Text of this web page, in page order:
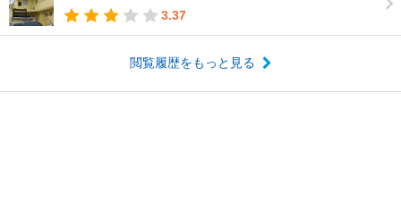
3.37
閲覧履歴をもっと見る